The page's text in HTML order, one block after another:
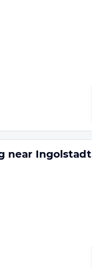
near Ingolstadt